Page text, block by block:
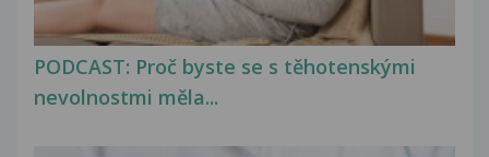
PODCAST: Proč byste se s těhotenskými
nevolnostmi měla...